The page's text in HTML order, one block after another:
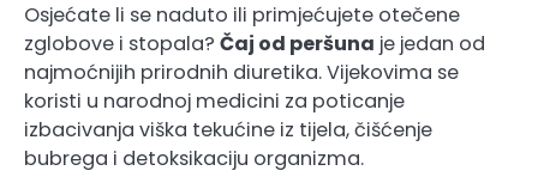
Osjećate li se naduto ili primjećujete otečene
zglobove i stopala? Čaj od peršuna je jedan od
najmoćnijih prirodnih diuretika.Vijekovima se
koristi u narodnoj medicini za poticanje
izbacivanja viška tekućine iz tijela, čišćenje
bubrega i detoksikaciju organizma.